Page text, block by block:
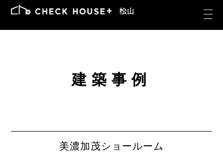
建築事例
美濃加茂ショールーム